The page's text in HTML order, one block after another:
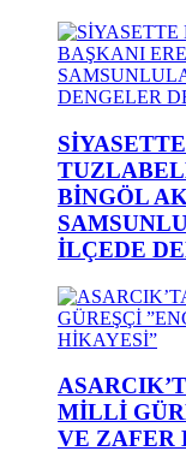
BİNGÖL
İLÇEDE
MİLLİ
VE ZAFER